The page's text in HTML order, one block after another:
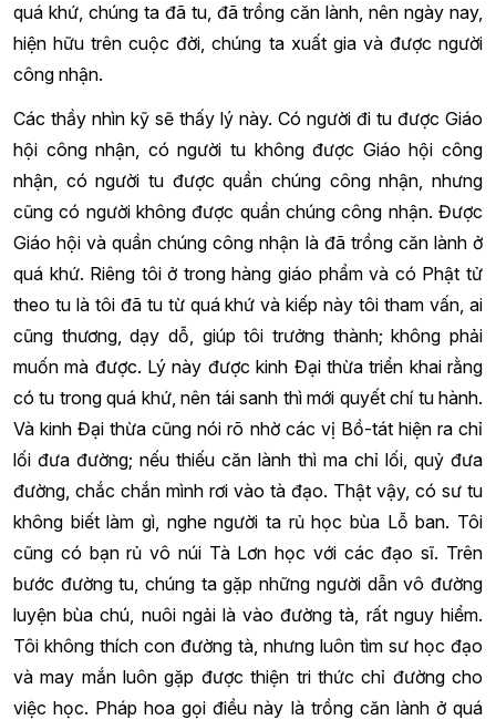
quá khứ, chúng ta đã tu, đã trồng căn lành, nên ngày nay,
hiện hữu trên cuộc đời, chúng ta xuất gia và được người
công nhận.
Các thầy nhìn kỹ sẽ thấy lý này. Có người đi tu được Giáo
hội công nhận, có người tu không được Giáo hội công
nhận, có người tu được quần chúng công nhận, nhưng
cũng có người không được quần chúng công nhận. Được
Giáo hội và quần chúng công nhận là đã trồng căn lành ở
quá khứ. Riêng tôi ở trong hàng giáo phẩm và có Phật tử
theo tu là tôi đã tu từ quá khứ và kiếp này tôi tham vấn, ai
cũng thương, dạy dỗ, giúp tôi trưởng thành; không phải
muốn mà được. Lý này được kinh Đại thừa triển khai rằng
có tu trong quá khứ, nên tái sanh thì mới quyết chí tu hành.
Và kinh Đại thừa cũng nói rõ nhờ các vị Bồ-tát hiện ra chỉ
lối đưa đường; nếu thiếu căn lành thì ma chỉ lối, quỷ đưa
đường, chắc chắn mình rơi vào tà đạo. Thật vậy, có sư tu
không biết làm gì, nghe người ta rủ học bùa Lỗ ban. Tôi
cũng có bạn rủ vô núi Tà Lơn học với các đạo sĩ. Trên
bước đường tu, chúng ta gặp những người dẫn vô đường
luyện bùa chú, nuôi ngải là vào đường tà, rất nguy hiểm.
Tôi không thích con đường tà, nhưng luôn tìm sư học đạo
và may mắn luôn gặp được thiện tri thức chỉ đường cho
việc học. Pháp hoa gọi điều này là trồng căn lành ở quá